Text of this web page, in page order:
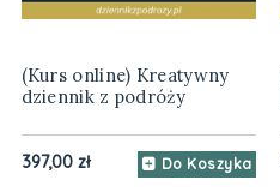
(Kurs online) Kreatywny
dziennik z podróży
397,00 zł Do Koszyka